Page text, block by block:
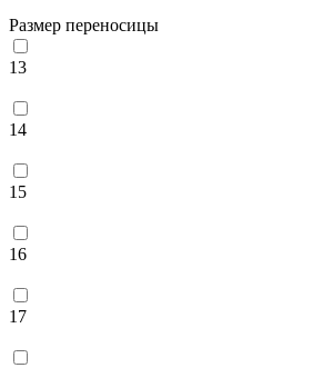
Размер переносицы
13
14
15
16
17